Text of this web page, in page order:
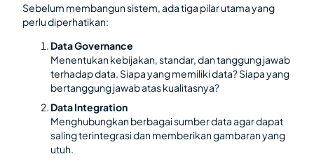
Sebelum membangun sistem, ada tiga pilar utama yang
perlu diperhatikan:
Data Governance
Menentukan kebijakan, standar, dan tanggung jawab
terhadap data. Siapa yang memiliki data? Siapa yang
bertanggung jawab atas kualitasnya?
Data Integration
Menghubungkan berbagai sumber data agar dapat
saling terintegrasi dan memberikan gambaran yang
utuh.